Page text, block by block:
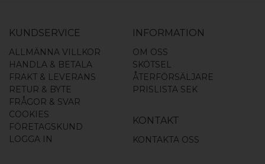
KUNDSERVICE
ALLMÄNNA VILLKOR
HANDLA & BETALA
FRAKT & LEVERANS
RETUR & BYTE
FRÅGOR & SVAR
COOKIES
FÖRETAGSKUND
LOGGA IN
INFORMATION
OM OSS
SKÖTSEL
ÅTERFÖRSÄLJARE
PRISLISTA SEK
KONTAKT
KONTAKTA OSS